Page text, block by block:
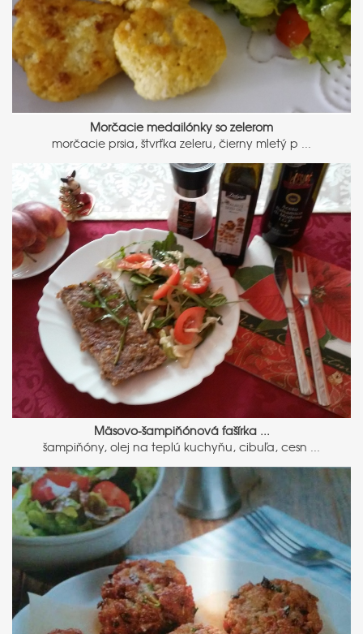
Morčacie medailónky so zelerom
morčacie prsia, štvrťka zeleru, čierny mletý p ...
Mäsovo-šampiňónová fašírka ...
šampiňóny, olej na teplú kuchyňu, cibuľa, cesn ...